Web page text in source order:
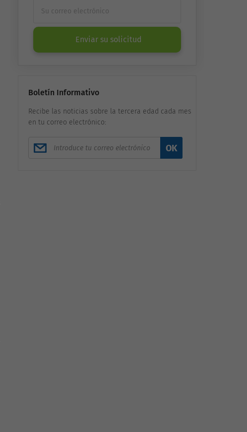
Enviar su solicitud
Boletín Informativo
Recibe las noticias sobre la tercera edad cada mes
en tu correo electrónico:
OK